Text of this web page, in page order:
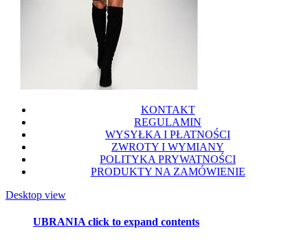
KONTAKT
REGULAMIN
WYSYŁKA I PŁATNOŚCI
ZWROTY I WYMIANY
POLITYKA PRYWATNOŚCI
PRODUKTY NA ZAMÓWIENIE
Desktop view
UBRANIAclick to expand contents